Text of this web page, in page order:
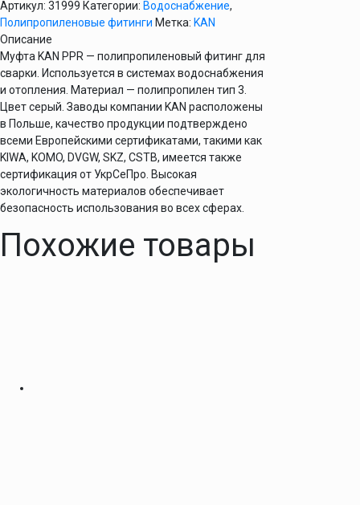
Артикул: 31999 Категории: Водоснабжение,
Полипропиленовые фитинги Метка: KAN
Описание
Муфта KAN PPR — полипропиленовый фитинг для
сварки. Используется в системах водоснабжения
и отопления. Материал — полипропилен тип 3.
Цвет серый. Заводы компании KAN расположены
в Польше, качество продукции подтверждено
всеми Европейскими сертификатами, такими как
KIWA, KOMO, DVGW, SKZ, CSTB, имеется также
сертификация от УкрСеПро. Высокая
экологичность материалов обеспечивает
безопасность использования во всех сферах.
Похожие товары